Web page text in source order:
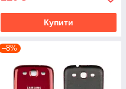
Купити
–8%